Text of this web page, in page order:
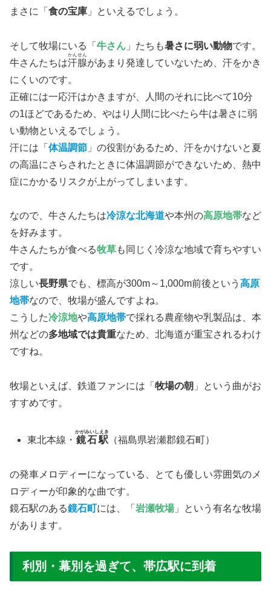
まさに「 食の宝庫 」といえるでしょう。
そして牧場にいる「 牛さん 」たちも暑さに弱い動物です。
牛さんたちは汗腺
かんせん
があまり発達していないため、汗をかき
にくいのです。
正確には一応汗はかきますが、人間のそれに比べて10分
の1ほどであるため、やはり人間に比べたら牛は暑さに弱
い動物といえるでしょう。
汗には「 体温調節 」の役割があるため、汗をかけないと夏
の高温にさらされたときに体温調節ができないため、熱中
症にかかるリスクが上がってしまいます。
なので、牛さんたちは冷涼な北海道や本州の高原地帯など
を好みます。
牛さんたちが食べる牧草も同じく冷涼な地域で育ちやすい
です。
涼しい長野県でも、標高が300m～1,000m前後という 高原
地帯なので、牧場が盛んですよね。
こうした冷涼地や高原地帯で採れる農産物や乳製品は、本
州などの多地域では貴重なため、北海道が重宝されるわけ
ですね。
牧場といえば、鉄道ファンには「 牧場の朝 」という曲がお
すすめです。
東北本線・ 鏡石駅
かがみいしえき
（福島県岩瀬郡鏡石町）
の発車メロディーになっている、とても優しい雰囲気のメ
ロディーが印象的な曲です。
鏡石駅のある鏡石町には、「 岩瀬牧場」という有名な牧場
があります。
利別・幕別を過ぎて、帯広駅に到着